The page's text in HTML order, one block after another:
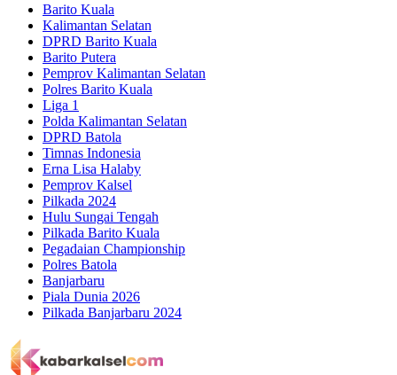
Barito Kuala
Kalimantan Selatan
DPRD Barito Kuala
Barito Putera
Pemprov Kalimantan Selatan
Polres Barito Kuala
Liga 1
Polda Kalimantan Selatan
DPRD Batola
Timnas Indonesia
Erna Lisa Halaby
Pemprov Kalsel
Pilkada 2024
Hulu Sungai Tengah
Pilkada Barito Kuala
Pegadaian Championship
Polres Batola
Banjarbaru
Piala Dunia 2026
Pilkada Banjarbaru 2024